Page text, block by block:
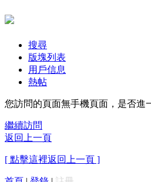
搜尋
版塊列表
用戶信息
熱帖
您訪問的頁面無手機頁面，是否進
繼續訪問
返回上一頁
[ 點擊這裡返回上一頁 ]